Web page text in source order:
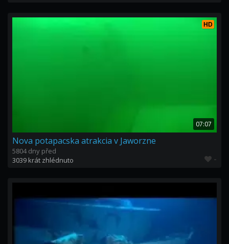
HD
07:07
Nova potapacska atrakcia v Jaworzne
5804 dny před
3039 krát zhlédnuto
-